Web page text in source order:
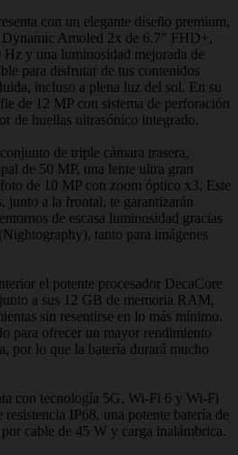
con un elegante diseño premium,
Dynamic Amoled 2x de 6.7" FHD+,
Hz y una luminosidad mejorada de
para disfrutar de tus contenidos
incluso a plena luz del sol. En su
de 12 MP con sistema de perforación
de huellas ultrasónico integrado.
de triple cámara trasera,
de 50 MP, una lente ultra gran
de 10 MP con zoom óptico x3. Este
junto a la frontal, te garantizarán
de escasa luminosidad gracias
tanto para imágenes
el potente procesador DecaCore
a sus 12 GB de memoria RAM,
sin resentirse en lo más mínimo.
para ofrecer un mayor rendimiento
por lo que la batería durará mucho
con tecnología 5G, Wi-Fi 6 y Wi-Fi
IP68, una potente batería de
cable de 45 W y carga inalámbrica.